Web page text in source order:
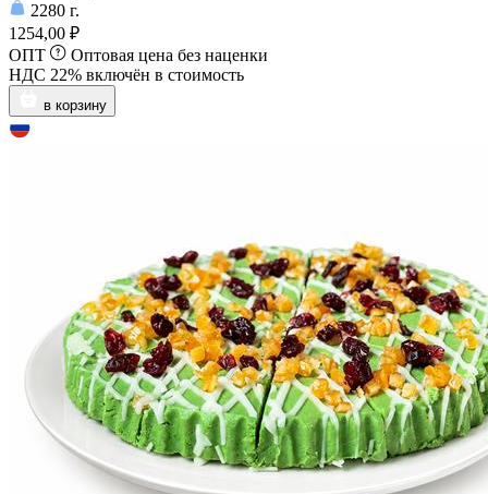
2280 г.
1254,00 ₽
ОПТ
Оптовая цена без наценки
НДС 22% включён в стоимость
в корзину